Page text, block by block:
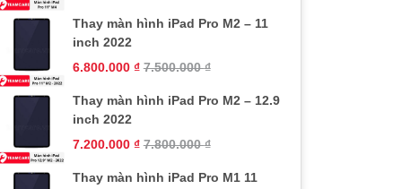
Thay màn hình iPad Pro M2 – 11
inch 2022
6.800.000 ₫ 7.500.000₫
Thay màn hình iPad Pro M2 – 12.9
inch 2022
7.200.000 ₫ 7.800.000₫
Thay màn hình iPad Pro M1 11